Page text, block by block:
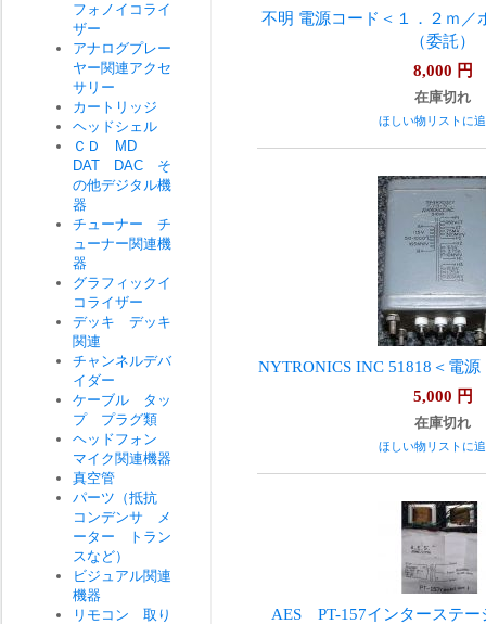
不明 電源コード＜１．２ｍ／
（委託）
8,000 円
在庫切れ
ほしい物リストに
NYTRONICS INC 51818＜電
5,000 円
在庫切れ
ほしい物リストに
AES PT-157インターステー
フォノイコライ
ザー
アナログプレー
ヤー関連アクセ
サリー
カートリッジ
ヘッドシェル
ＣＤ MD
DAT DAC そ
の他デジタル機
器
チューナー チ
ューナー関連機
器
グラフィックイ
コライザー
デッキ デッキ
関連
チャンネルデバ
イダー
ケーブル タッ
プ プラグ類
ヘッドフォン
マイク関連機器
真空管
パーツ（抵抗
コンデンサ メ
ーター トラン
スなど）
ビジュアル関連
機器
リモコン 取り